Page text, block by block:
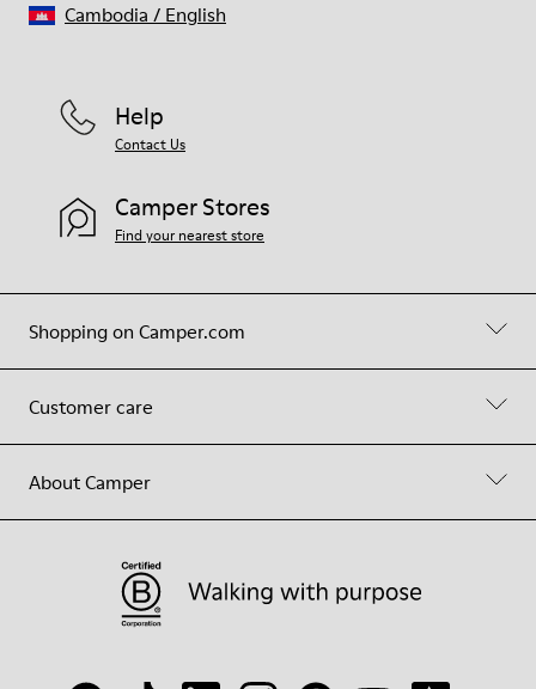
Shopping on Camper.com
Customer care
About Camper
Help
Contact Us
Camper Stores
Find your nearest store
Cambodia / English